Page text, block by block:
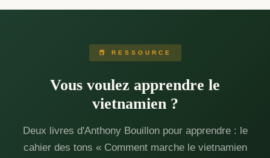
📕 RESSOURCE
Vous voulez apprendre le
vietnamien ?
Deux livres d'Anthony Bouillon pour apprendre : le
cahier des tons « Comment marche le vietnamien